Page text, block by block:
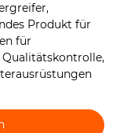
Produkt für
für